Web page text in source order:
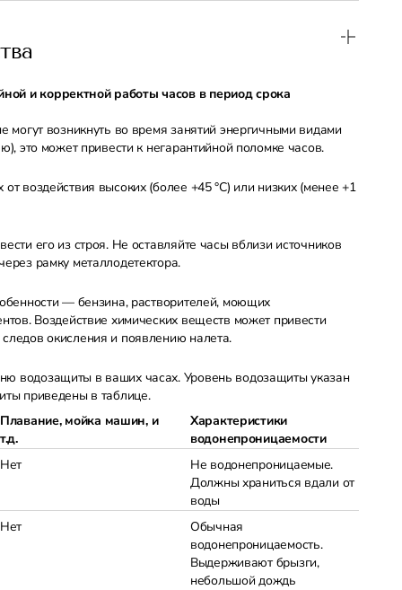
и корректной работы часов в период срока
возникнуть во время занятий энергичными видами
это может привести к негарантийной поломке часов.
воздействия высоких (более +45 °С) или низких (менее +1
его из строя. Не оставляйте часы вблизи источников
рамку металлодетектора.
— бензина, растворителей, моющих
Воздействие химических веществ может привести
окисления и появлению налета.
водозащиты в ваших часах. Уровень водозащиты указан
приведены в таблице.
Плавание, мойка машин, и
т.д.
Характеристики
водонепроницаемости
Нет
Не водонепроницаемые.
Должны храниться вдали от
воды
Нет
Обычная
водонепроницаемость.
Выдерживают брызги,
небольшой дождь